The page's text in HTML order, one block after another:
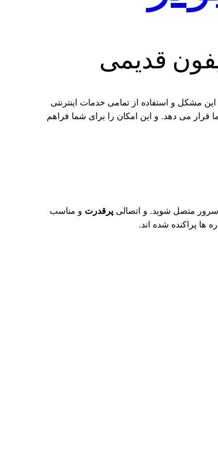
مشکل و استفاده از تمامی خدمات اینترنتی
قرار می‌ دهد. و این امکان را برای شما فراهم
سرور متصل شوید. و اتصالیپرقدرت و مناسب
ها پراکنده شده‌ اند.